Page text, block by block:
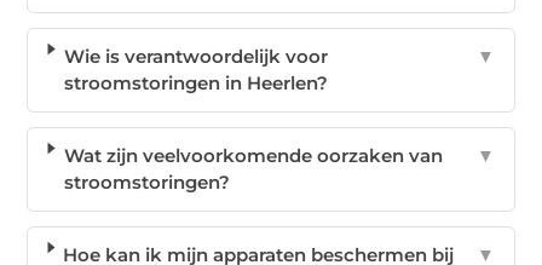
Wie is verantwoordelijk voor
stroomstoringen in Heerlen?
▼
Wat zijn veelvoorkomende oorzaken van
stroomstoringen?
▼
Hoe kan ik mijn apparaten beschermen bij
▼